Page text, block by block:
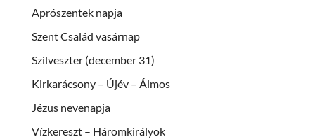
Aprószentek napja
Szent Család vasárnap
Szilveszter (december 31)
Kirkarácsony – Újév – Álmos
Jézus nevenapja
Vízkereszt – Háromkirályok